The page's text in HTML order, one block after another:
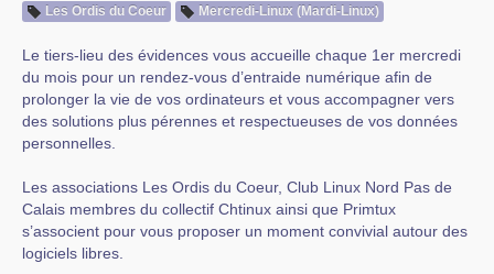
Les Ordis du Coeur
Mercredi-Linux (Mardi-Linux)
Le tiers-lieu des évidences vous accueille chaque 1er mercredi
du mois pour un rendez-vous d’entraide numérique afin de
prolonger la vie de vos ordinateurs et vous accompagner vers
des solutions plus pérennes et respectueuses de vos données
personnelles.
Les associations Les Ordis du Coeur, Club Linux Nord Pas de
Calais membres du collectif Chtinux ainsi que Primtux
s’associent pour vous proposer un moment convivial autour des
logiciels libres.